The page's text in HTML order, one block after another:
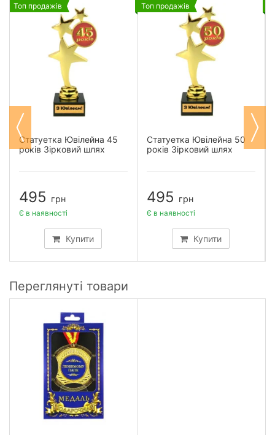
Топ продажів
Статуетка Ювілейна 45
років Зірковий шлях
495 грн
Купити
Є в наявності
Топ продажів
Статуетка Ювілейна 50
років Зірковий шлях
495 грн
Купити
Є в наявності
Переглянуті товари